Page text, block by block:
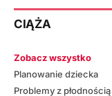
CIĄŻA
Zobacz wszystko
Planowanie dziecka
Problemy z płodnością